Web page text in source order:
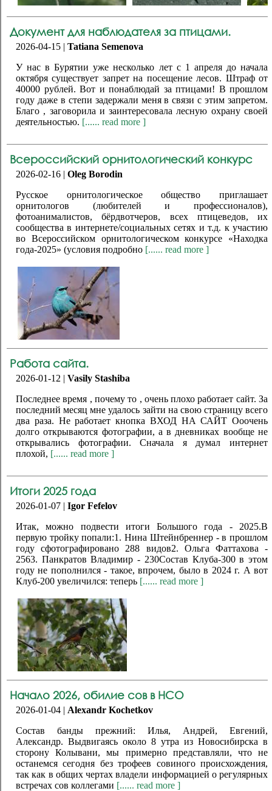
Документ для наблюдателя за птицами.
2026-04-15 | Tatiana Semenova
У нас в Бурятии уже несколько лет с 1 апреля до начала
октября существует запрет на посещение лесов. Штраф от
40000 рублей. Вот и понаблюдай за птицами! В прошлом
году даже в степи задержали меня в связи с этим запретом.
Благо , заговорила и заинтересовала лесную охрану своей
деятельностью. [...... read more ]
Всероссийский орнитологический конкурс
2026-02-16 | Oleg Borodin
Русское орнитологическое общество приглашает
орнитологов (любителей и профессионалов),
фотоанималистов, бёрдвотчеров, всех птицеведов, их
сообщества в интернете/социальных сетях и т.д. к участию
во Всероссийском орнитологическом конкурсе «Находка
года-2025» (условия подробно [...... read more ]
Работа сайта.
2026-01-12 | Vasily Stashiba
Последнее время , почему то , очень плохо работает сайт. За
последний месяц мне удалось зайти на свою страницу всего
два раза. Не работает кнопка ВХОД НА САЙТ Ооочень
долго открываются фотографии, а в дневниках вообще не
открывались фотографии. Сначала я думал интернет
плохой, [...... read more ]
Итоги 2025 года
2026-01-07 | Igor Fefelov
Итак, можно подвести итоги Большого года - 2025.В
первую тройку попали:1. Нина Штейнбреннер - в прошлом
году сфотографировано 288 видов2. Ольга Фаттахова -
2563. Панкратов Владимир - 230Состав Клуба-300 в этом
году не пополнился - такое, впрочем, было в 2024 г. А вот
Клуб-200 увеличился: теперь [...... read more ]
Начало 2026, обилие сов в НСО
2026-01-04 | Alexandr Kochetkov
Состав банды прежний: Илья, Андрей, Евгений,
Александр. Выдвигаясь около 8 утра из Новосибирска в
сторону Колывани, мы примерно представляли, что не
останемся сегодня без трофеев совиного происхождения,
так как в общих чертах владели информацией о регулярных
встречах сов коллегами [...... read more ]